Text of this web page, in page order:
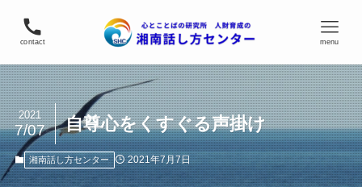
contact menu
自尊心をくすぐる声掛け
2021
7/07
湘南話し方センター 2021年7月7日